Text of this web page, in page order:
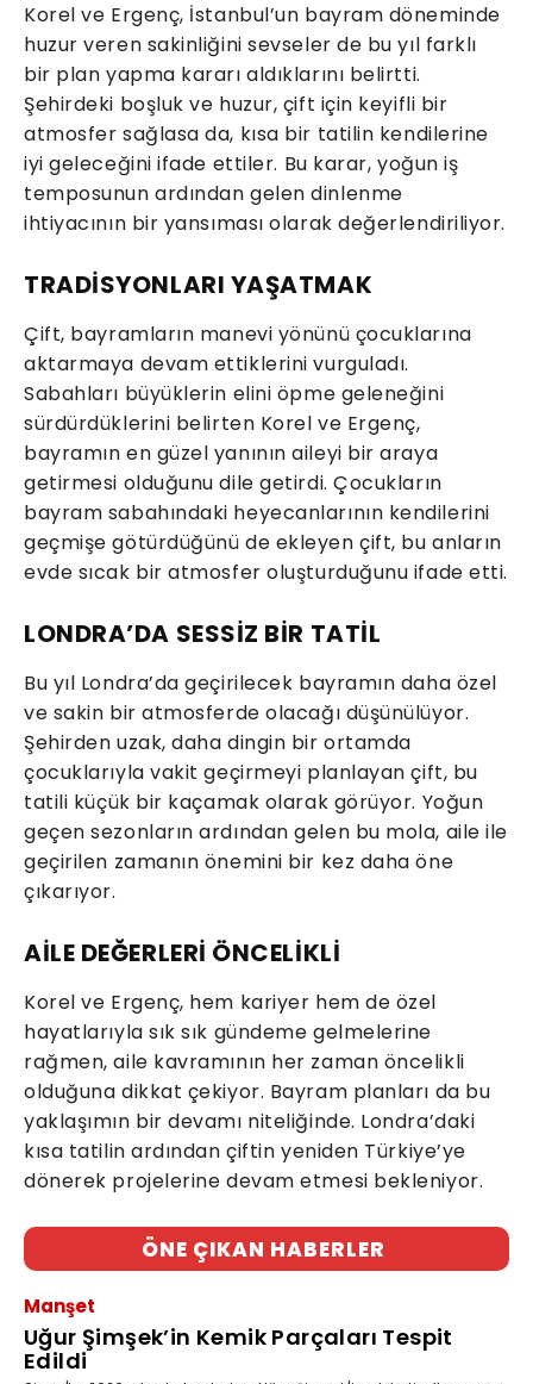
Korel ve Ergenç, İstanbul’un bayram döneminde
huzur veren sakinliğini sevseler de bu yıl farklı
bir plan yapma kararı aldıklarını belirtti.
Şehirdeki boşluk ve huzur, çift için keyifli bir
atmosfer sağlasa da, kısa bir tatilin kendilerine
iyi geleceğini ifade ettiler. Bu karar, yoğun iş
temposunun ardından gelen dinlenme
ihtiyacının bir yansıması olarak değerlendiriliyor.
TRADİSYONLARI YAŞATMAK
Çift, bayramların manevi yönünü çocuklarına
aktarmaya devam ettiklerini vurguladı.
Sabahları büyüklerin elini öpme geleneğini
sürdürdüklerini belirten Korel ve Ergenç,
bayramın en güzel yanının aileyi bir araya
getirmesi olduğunu dile getirdi. Çocukların
bayram sabahındaki heyecanlarının kendilerini
geçmişe götürdüğünü de ekleyen çift, bu anların
evde sıcak bir atmosfer oluşturduğunu ifade etti.
LONDRA’DA SESSİZ BİR TATİL
Bu yıl Londra’da geçirilecek bayramın daha özel
ve sakin bir atmosferde olacağı düşünülüyor.
Şehirden uzak, daha dingin bir ortamda
çocuklarıyla vakit geçirmeyi planlayan çift, bu
tatili küçük bir kaçamak olarak görüyor. Yoğun
geçen sezonların ardından gelen bu mola, aile ile
geçirilen zamanın önemini bir kez daha öne
çıkarıyor.
AİLE DEĞERLERİ ÖNCELİKLİ
Korel ve Ergenç, hem kariyer hem de özel
hayatlarıyla sık sık gündeme gelmelerine
rağmen, aile kavramının her zaman öncelikli
olduğuna dikkat çekiyor. Bayram planları da bu
yaklaşımın bir devamı niteliğinde. Londra’daki
kısa tatilin ardından çiftin yeniden Türkiye’ye
dönerek projelerine devam etmesi bekleniyor.
ÖNE ÇIKAN HABERLER
Manşet
Uğur Şimşek’in Kemik Parçaları Tespit
Edildi